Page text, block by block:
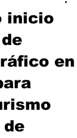
inicio
en
de